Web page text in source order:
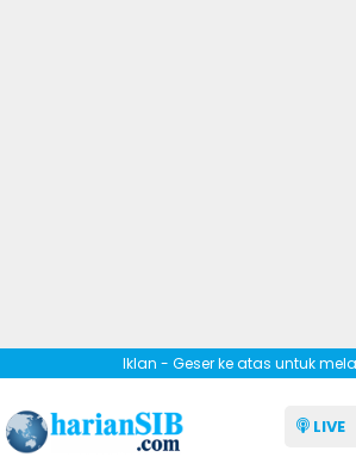
Iklan - Geser ke atas untuk
LIVE